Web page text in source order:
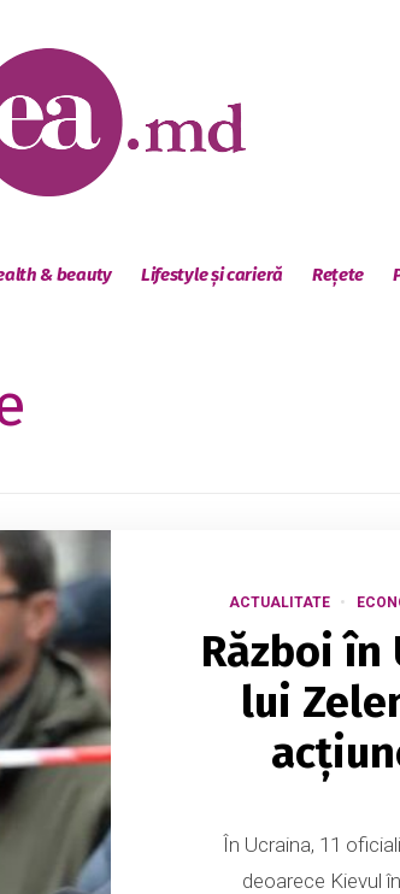
& beauty Lifestyle și carieră Rețete
ACTUALITATE
Război în
lui
În Ucraina, 11
deoarece Kievul